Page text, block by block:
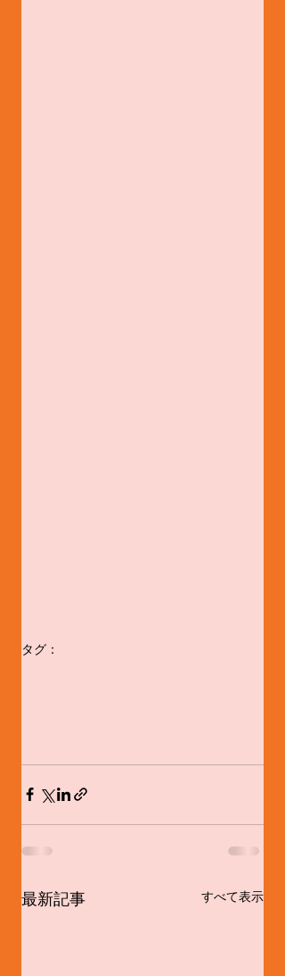
タグ：
最新記事 すべて表示